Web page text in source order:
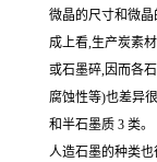
微晶的尺寸和微
成上看,生产炭素
或石墨碎,因而各
腐蚀性等)也差异
和半石墨质 3 类。
人造石墨的种类